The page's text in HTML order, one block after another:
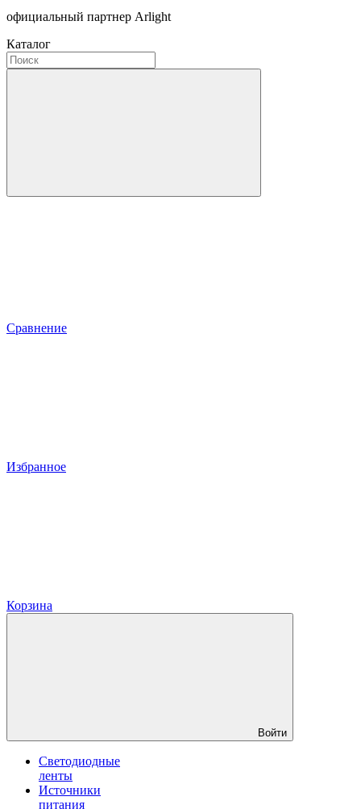
официальный партнер Arlight
Каталог
Сравнение
Избранное
Корзина
Войти
Светодиодные
ленты
Источники
питания